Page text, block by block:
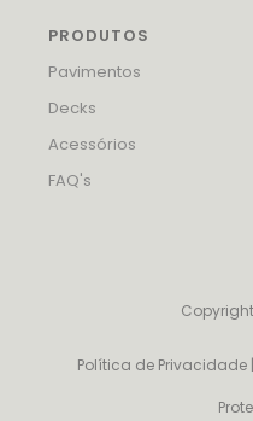
PRODUTOS
Pavimentos
Decks
Acessórios
FAQ's
Política de Privacidade |